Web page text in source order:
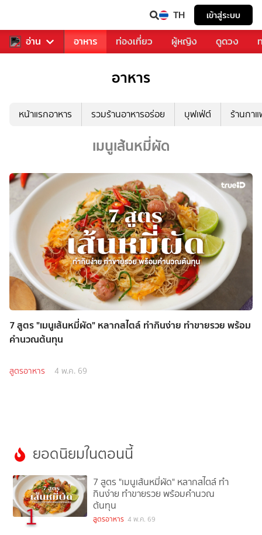
TH เข้าสู่ระบบ
อ่าน
รวงการเพลง อาหาร ท่องเที่ยว ผู้หญิง ดูดวง
อาหาร
หน้าแรกอาหาร รวมร้านอาหารอร่อย บุฟเฟ่ต์ ร้านกา
เมนูเส้นหมี่ผัด
7 สูตร "เมนูเส้นหมี่ผัด" หลากสไตล์ ทำกินง่าย ทำขายรวย พร้อม
คำนวณต้นทุน
สูตรอาหาร 4 พ.ค. 69
ยอดนิยมในตอนนี้
1
7 สูตร "เมนูเส้นหมี่ผัด" หลากสไตล์ ทำ
กินง่าย ทำขายรวย พร้อมคำนวณ
ต้นทุน
สูตรอาหาร 4 พ.ค. 69